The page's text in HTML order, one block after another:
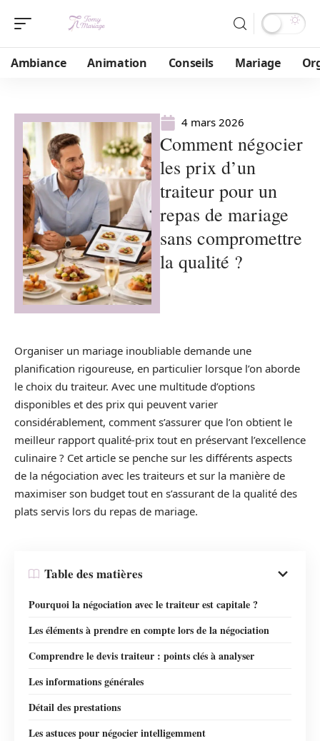
Ambiance Animation Conseils Mariage
4 mars 2026
Comment négocier
les prix d’un
traiteur pour un
repas de mariage
sans compromettre
la qualité ?
Organiser un mariage inoubliable demande une
planification rigoureuse, en particulier lorsque l’on aborde
le choix du traiteur. Avec une multitude d’options
disponibles et des prix qui peuvent varier
considérablement, comment s’assurer que l’on obtient le
meilleur rapport qualité-prix tout en préservant l’excellence
culinaire ? Cet article se penche sur les différents aspects
de la négociation avec les traiteurs et sur la manière de
maximiser son budget tout en s’assurant de la qualité des
plats servis lors du repas de mariage.
Table des matières
Pourquoi la négociation avec le traiteur est capitale ?
Les éléments à prendre en compte lors de la négociation
Comprendre le devis traiteur : points clés à analyser
Les informations générales
Détail des prestations
Les astuces pour négocier intelligemment